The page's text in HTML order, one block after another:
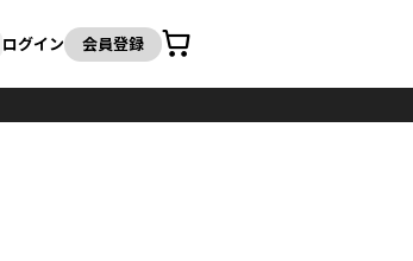
ログイン 会員登録
カート